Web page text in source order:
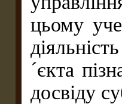
цьому
´єкта
досвіду